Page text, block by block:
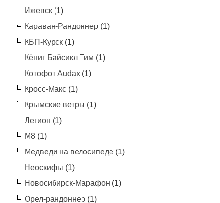
Ижевск(1)
Караван-Рандоннер(1)
КБП-Курск(1)
Кёниг Байсикл Тим (1)
Котофот Audax(1)
Кросс-Макс(1)
Крымские ветры (1)
Легион (1)
М8(1)
Медведи на велосипеде(1)
Неоскифы (1)
Новосибирск-Марафон (1)
Орел-рандоннер(1)